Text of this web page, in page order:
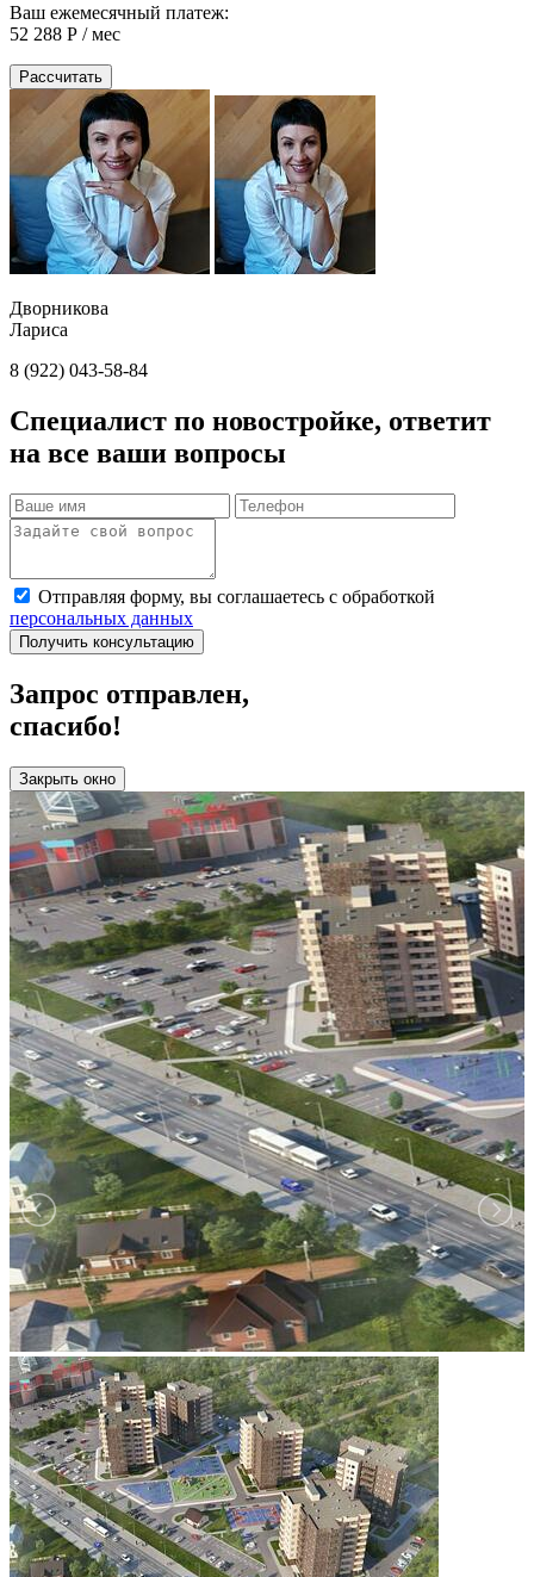
Ваш ежемесячный платеж:
52 288 Р / мес
Рассчитать
Дворникова
Лариса
8 (922) 043-58-84
Специалист по новостройке, ответит
на все ваши вопросы
Отправляя форму, вы соглашаетесь с обработкой
персональных данных
Получить консультацию
Запрос отправлен,
спасибо!
Закрыть окно